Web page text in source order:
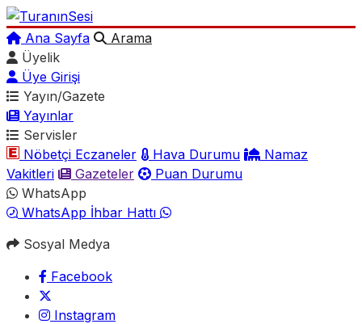
Ana Sayfa
Arama
Üyelik
Üye Girişi
Yayın/Gazete
Yayınlar
Servisler
Nöbetçi Eczaneler
Hava Durumu
Namaz
Vakitleri
Gazeteler
Puan Durumu
WhatsApp
WhatsApp İhbar Hattı
Sosyal Medya
Facebook
Instagram